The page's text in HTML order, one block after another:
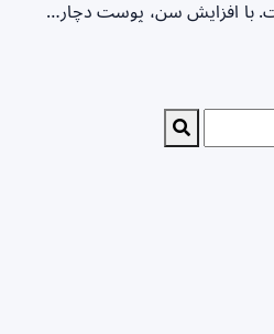
با افزایش سن، پوست دچار…